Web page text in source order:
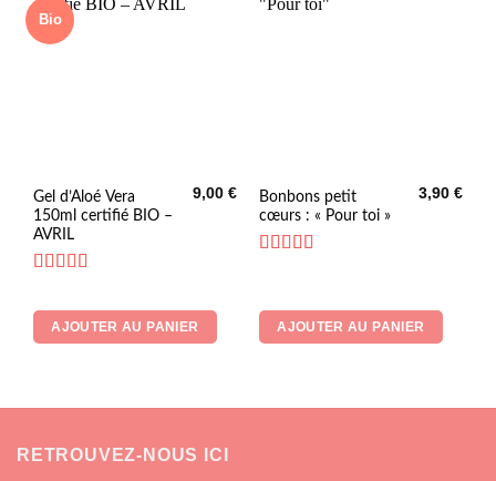
Bio
Gel d’Aloé Vera
150ml certifié BIO –
AVRIL
9,00€
AJOUTER AU PANIER
Bonbons petit
cœurs : « Pour toi »
3,90€
AJOUTER AU PANIER
RETROUVEZ-NOUS ICI